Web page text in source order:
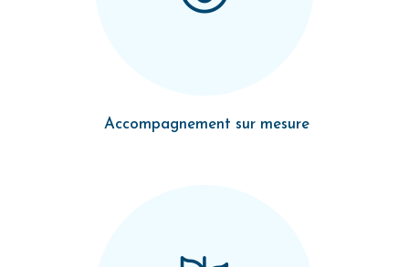
Accompagnement sur mesure